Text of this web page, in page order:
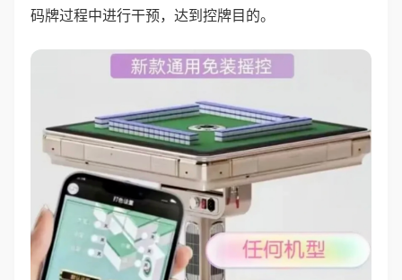
码牌过程中进行干预，达到控牌目的。